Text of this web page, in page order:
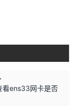
看ens33网卡是否